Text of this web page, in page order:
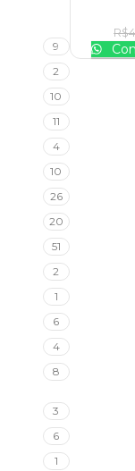
9
2
10
11
4
10
26
20
51
2
1
6
4
8
3
6
1
R$